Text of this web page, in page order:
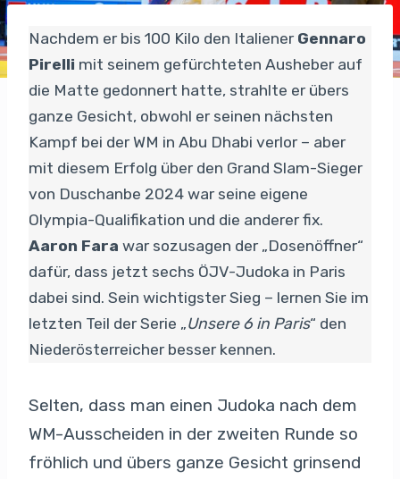
Nachdem er bis 100 Kilo den Italiener Gennaro
Pirelli mit seinem gefürchteten Ausheber auf
die Matte gedonnert hatte, strahlte er übers
ganze Gesicht, obwohl er seinen nächsten
Kampf bei der WM in Abu Dhabi verlor – aber
mit diesem Erfolg über den Grand Slam-Sieger
von Duschanbe 2024 war seine eigene
Olympia-Qualifikation und die anderer fix.
Aaron Fara war sozusagen der „Dosenöffner“
dafür, dass jetzt sechs ÖJV-Judoka in Paris
dabei sind. Sein wichtigster Sieg – lernen Sie im
letzten Teil der Serie „Unsere 6 in Paris“ den
Niederösterreicher besser kennen.
Selten, dass man einen Judoka nach dem
WM-Ausscheiden in der zweiten Runde so
fröhlich und übers ganze Gesicht grinsend